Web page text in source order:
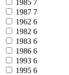
1985 7
1987 7
1962 6
1982 6
1983 6
1986 6
1993 6
1995 6